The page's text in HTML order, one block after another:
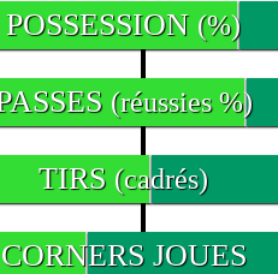
POSSESSION (%)
(réussies %)
TIRS (cadrés)
CORNERS JOUES